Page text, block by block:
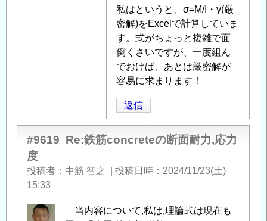
私はというと、σ=M/I・y(厳
密解)をExcelで計算していま
す。式がちょっと複雑で面
倒くさいですが、一度組ん
でおけば、あとは厳密解が
容易に求まります！
返信
#9619 Re:鉄筋concreteの断面耐力,応力
度
投稿者 中筋 智之 投稿日時
2024/11/23(土)
15:33
当内容について,私は,理論式は現在も